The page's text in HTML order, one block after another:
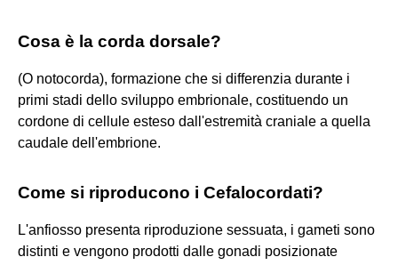
Cosa è la corda dorsale?
(O notocorda), formazione che si differenzia durante i
primi stadi dello sviluppo embrionale, costituendo un
cordone di cellule esteso dall'estremità craniale a quella
caudale dell'embrione.
Come si riproducono i Cefalocordati?
L'anfiosso presenta riproduzione sessuata, i gameti sono
distinti e vengono prodotti dalle gonadi posizionate